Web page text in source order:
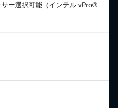
ー選択可能（インテル vPro®